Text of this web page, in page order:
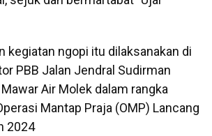
kegiatan ngopi itu dilaksanakan di
PBB Jalan Jendral Sudirman
Air Molek dalam rangka
Mantap Praja (OMP) Lancang
2024